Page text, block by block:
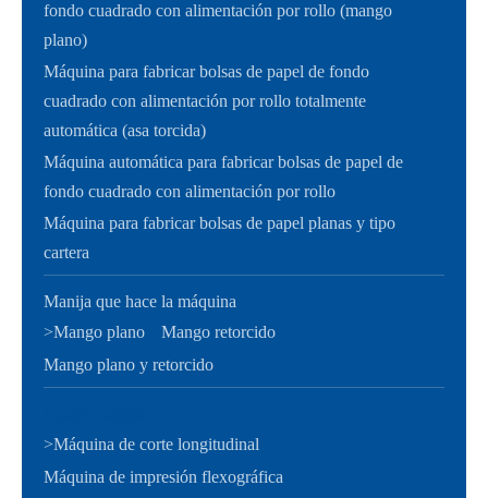
fondo cuadrado con alimentación por rollo (mango
plano)
Máquina para fabricar bolsas de papel de fondo
cuadrado con alimentación por rollo totalmente
automática (asa torcida)
Máquina automática para fabricar bolsas de papel de
fondo cuadrado con alimentación por rollo
Máquina para fabricar bolsas de papel planas y tipo
cartera
Manija que hace la máquina
>Mango plano
Mango retorcido
Mango plano y retorcido
>Máquina de corte longitudinal
Máquina de impresión flexográfica